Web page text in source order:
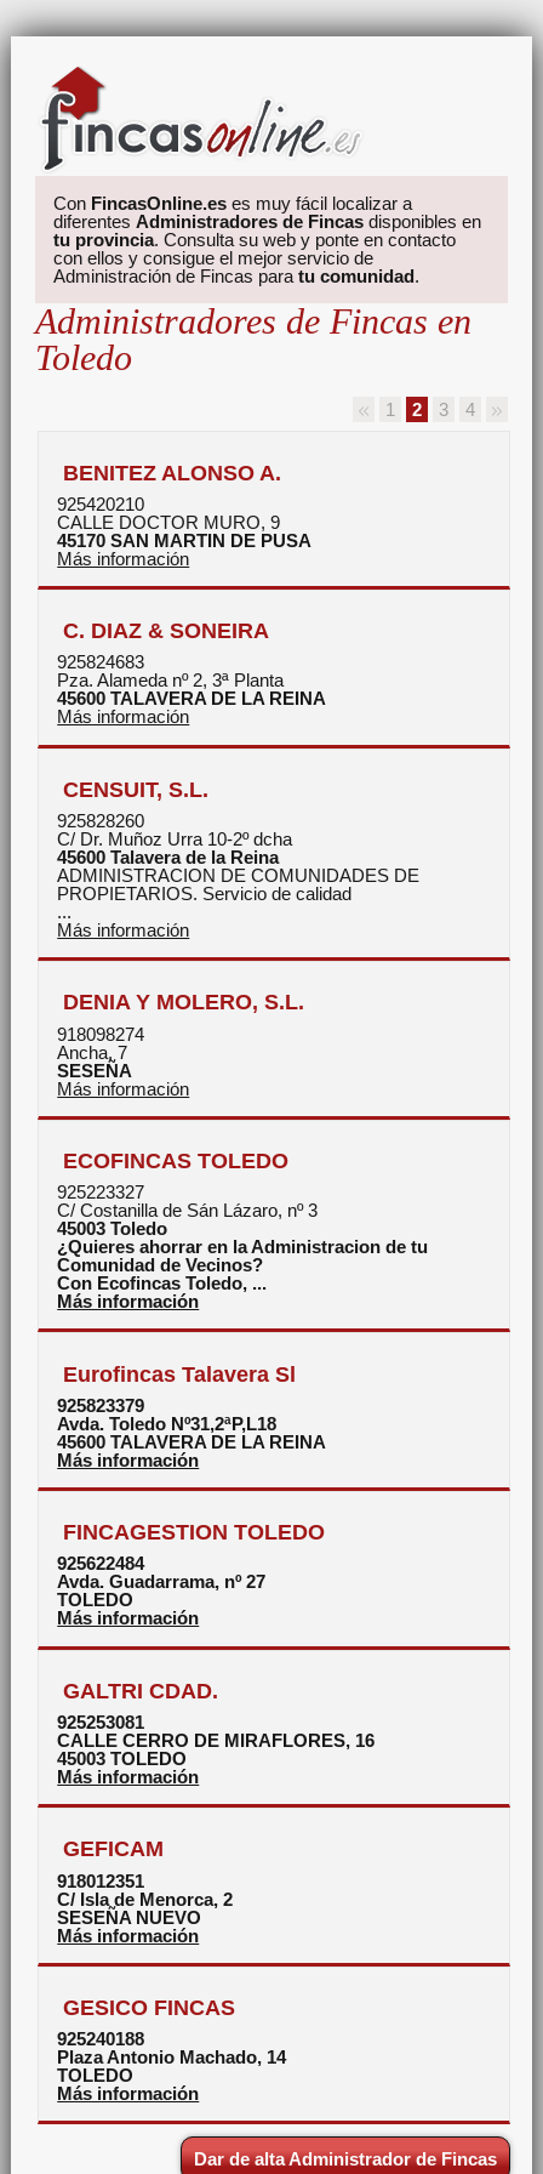
Con FincasOnline.es es muy fácil localizar a
diferentesAdministradores de Fincas disponibles en
tu provincia. Consulta su web y ponte en contacto
con ellos y consigue el mejor servicio de
Administración de Fincas paratu comunidad.
Administradores de Fincas en
Toledo
1 2 3 4
BENITEZ ALONSO A.
925420210
CALLE DOCTOR MURO, 9
45170 SAN MARTIN DE PUSA
Más información
C. DIAZ & SONEIRA
925824683
Pza. Alameda nº 2, 3ª Planta
45600 TALAVERA DE LA REINA
Más información
CENSUIT, S.L.
925828260
C/ Dr. Muñoz Urra 10-2º dcha
45600 Talavera de la Reina
ADMINISTRACION DE COMUNIDADES DE
PROPIETARIOS. Servicio de calidad
...
Más información
DENIA Y MOLERO, S.L.
918098274
Ancha, 7
SESEÑA
Más información
ECOFINCAS TOLEDO
925223327
C/ Costanilla de Sán Lázaro, nº 3
45003 Toledo
¿Quieres ahorrar en la Administracion de tu
Comunidad de Vecinos?
Con Ecofincas Toledo, ...
Más información
Eurofincas Talavera Sl
925823379
Avda. Toledo Nº31,2ªP,L18
45600 TALAVERA DE LA REINA
Más información
FINCAGESTION TOLEDO
925622484
Avda. Guadarrama, nº 27
TOLEDO
Más información
GALTRI CDAD.
925253081
CALLE CERRO DE MIRAFLORES, 16
45003 TOLEDO
Más información
GEFICAM
918012351
C/ Isla de Menorca, 2
SESEÑA NUEVO
Más información
GESICO FINCAS
925240188
Plaza Antonio Machado, 14
TOLEDO
Más información
Dar de alta Administrador de Fincas